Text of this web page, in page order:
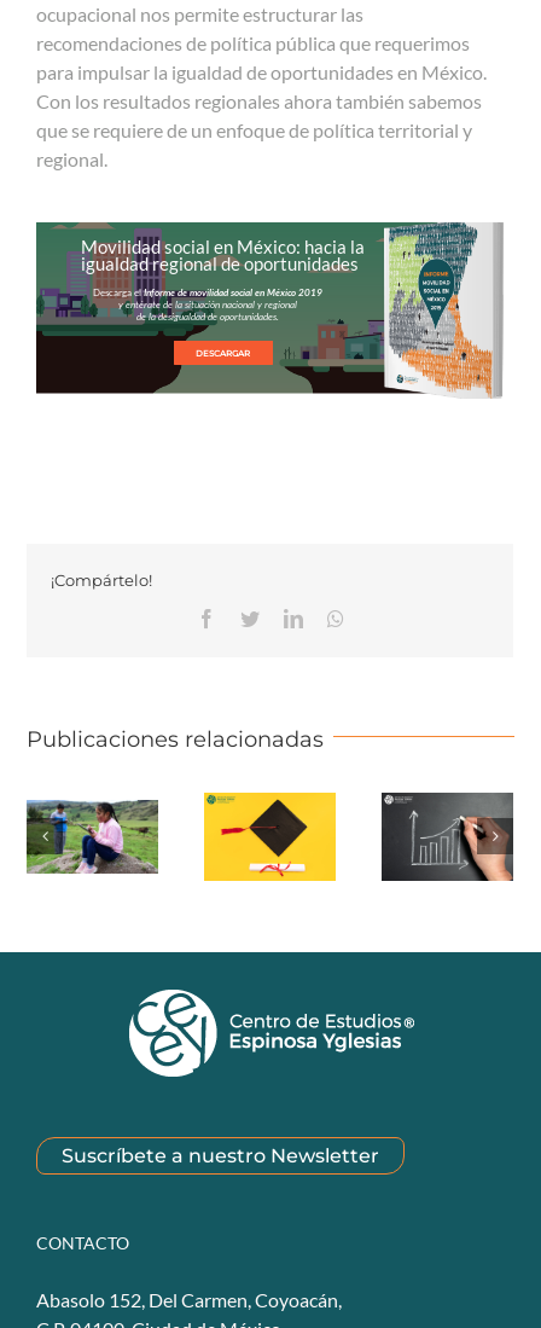
ocupacional nos permite estructurar las
recomendaciones de política pública que requerimos
para impulsar la igualdad de oportunidades en México.
Con los resultados regionales ahora también sabemos
que se requiere de un enfoque de política territorial y
regional.
Movilidad social en México: hacia la
igualdad regional de oportunidades
Descarga elInforme de movilidad social en México 2019
y entérate de la situación nacional y regional
de la desigualdad de oportunidades.
DESCARGAR
¡Compártelo!
Facebook
TwitterLinkedinWhatsapp
Publicaciones relacionadas
Suscríbete a nuestro Newsletter
CONTACTO
Abasolo 152, Del Carmen, Coyoacán,